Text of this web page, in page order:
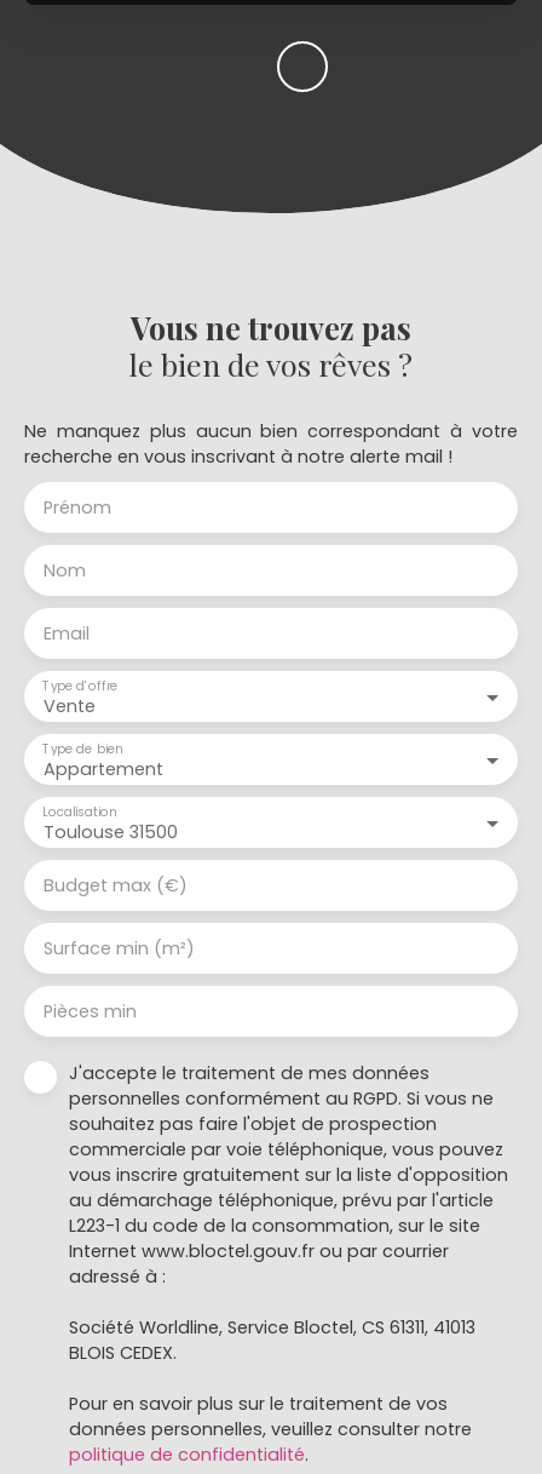
Vous ne trouvez pas
le bien de vos rêves ?
Ne manquez plus aucun bien correspondant à votre
recherche en vous inscrivant à notre alerte mail !
Prénom
Nom
Email
Vente
Type d'offre
Appartement
Type de bien
Toulouse 31500
Localisation
Budget max (€)
Surface min (m²)
Pièces min
J'accepte le traitement de mes données
personnelles conformément au RGPD. Si vous ne
souhaitez pas faire l'objet de prospection
commerciale par voie téléphonique, vous pouvez
vous inscrire gratuitement sur la liste d'opposition
au démarchage téléphonique, prévu par l'article
L223-1 du code de la consommation, sur le site
Internet www.bloctel.gouv.fr ou par courrier
adressé à :
Société Worldline, Service Bloctel, CS 61311, 41013
BLOIS CEDEX.
Pour en savoir plus sur le traitement de vos
données personnelles, veuillez consulter notre
politique de confidentialité.